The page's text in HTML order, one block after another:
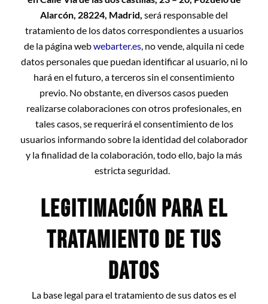
Alarcón, 28224, Madrid, será responsable del
tratamiento de los datos correspondientes a usuarios
de la página webwebarter.es, no vende, alquila ni cede
datos personales que puedan identificar al usuario, ni lo
hará en el futuro, a terceros sin el consentimiento
previo. No obstante, en diversos casos pueden
realizarse colaboraciones con otros profesionales, en
tales casos, se requerirá el consentimiento de los
usuarios informando sobre la identidad del colaborador
y la finalidad de la colaboración, todo ello, bajo la más
estricta seguridad.
LEGITIMACIÓN PARA EL
TRATAMIENTO DE TUS
DATOS
La base legal para el tratamiento de sus datos es el